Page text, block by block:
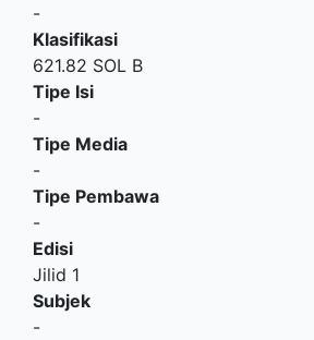
-
Klasifikasi
621.82 SOL B
Tipe Isi
-
Tipe Media
-
Tipe Pembawa
-
Edisi
Jilid 1
Subjek
-